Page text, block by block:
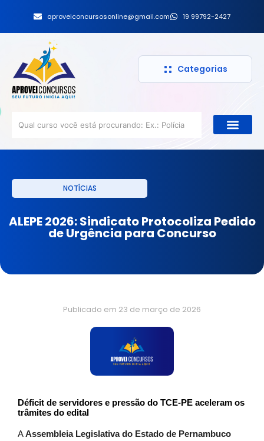
aproveiconcursosonline@gmail.com 19 99792-2427
Categorias
NOTÍCIAS
ALEPE 2026: Sindicato Protocoliza Pedido
de Urgência para Concurso
Publicado em 23 de março de 2026
Déficit de servidores e pressão do TCE-PE aceleram os
trâmites do edital
AAssembleia Legislativa do Estado de Pernambuco